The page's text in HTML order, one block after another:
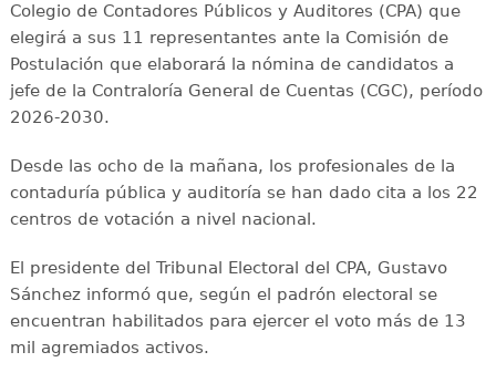
Colegio de Contadores Públicos y Auditores (CPA) que
elegirá a sus 11 representantes ante la Comisión de
Postulación que elaborará la nómina de candidatos a
jefe de la Contraloría General de Cuentas (CGC), período
2026-2030.
Desde las ocho de la mañana, los profesionales de la
contaduría pública y auditoría se han dado cita a los 22
centros de votación a nivel nacional.
El presidente del Tribunal Electoral del CPA, Gustavo
Sánchez informó que, según el padrón electoral se
encuentran habilitados para ejercer el voto más de 13
mil agremiados activos.